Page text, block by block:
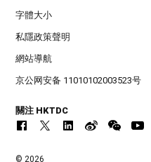
字體大小
私隱政策聲明
網站導航
京公网安备 11010102003523号
關注 HKTDC
© 2026